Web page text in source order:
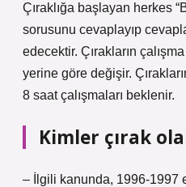
Çıraklığa başlayan herkes
sorusunu cevaplayıp
edecektir. Çırakların
yerine göre değişir.
8 saat çalışmaları beklenir.
Kimler çırak
– İlgili kanunda, 1996-1997